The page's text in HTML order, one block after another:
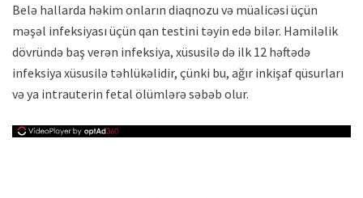
Belə hallarda həkim onların diaqnozu və müalicəsi üçün
məşəl infeksiyası üçün qan testini təyin edə bilər. Hamiləlik
dövründə baş verən infeksiya, xüsusilə də ilk 12 həftədə
infeksiya xüsusilə təhlükəlidir, çünki bu, ağır inkişaf qüsurları
və ya intrauterin fetal ölümlərə səbəb olur.